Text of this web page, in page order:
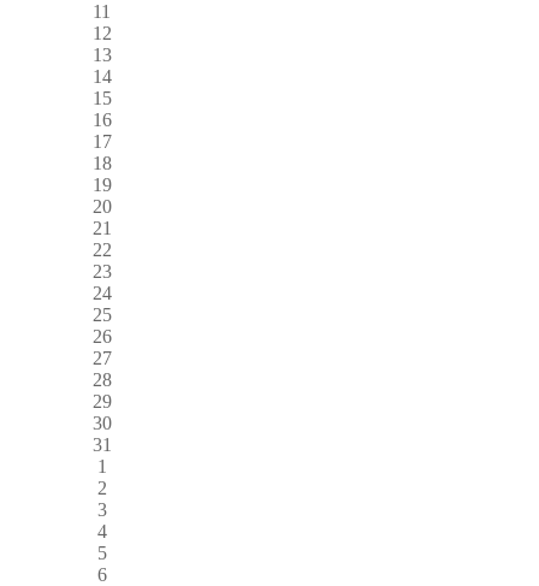
11
12
13
14
15
16
17
18
19
20
21
22
23
24
25
26
27
28
29
30
31
1
2
3
4
5
6